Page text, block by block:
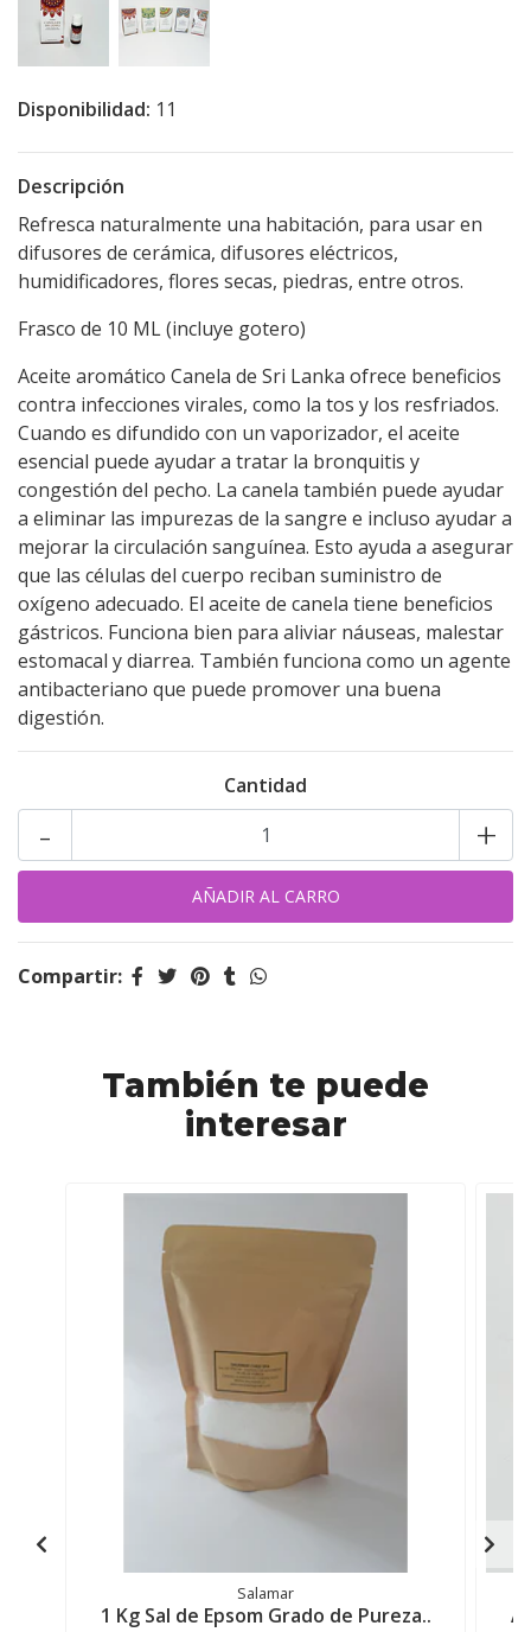
Disponibilidad: 11
Descripción
Refresca naturalmente una habitación, para usar en
difusores de cerámica, difusores eléctricos,
humidificadores, flores secas, piedras, entre otros.
Frasco de 10 ML (incluye gotero)
Aceite aromático Canela de Sri Lanka ofrece beneficios
contra infecciones virales, como la tos y los resfriados.
Cuando es difundido con un vaporizador, el aceite
esencial puede ayudar a tratar la bronquitis y
congestión del pecho. La canela también puede ayudar
a eliminar las impurezas de la sangre e incluso ayudar a
mejorar la circulación sanguínea. Esto ayuda a asegurar
que las células del cuerpo reciban suministro de
oxígeno adecuado. El aceite de canela tiene beneficios
gástricos. Funciona bien para aliviar náuseas, malestar
estomacal y diarrea. También funciona como un agente
antibacteriano que puede promover una buena
digestión.
Cantidad
+
-
Compartir:
También te puede
interesar
Salamar
1 Kg Sal de Epsom Grado de Pureza..